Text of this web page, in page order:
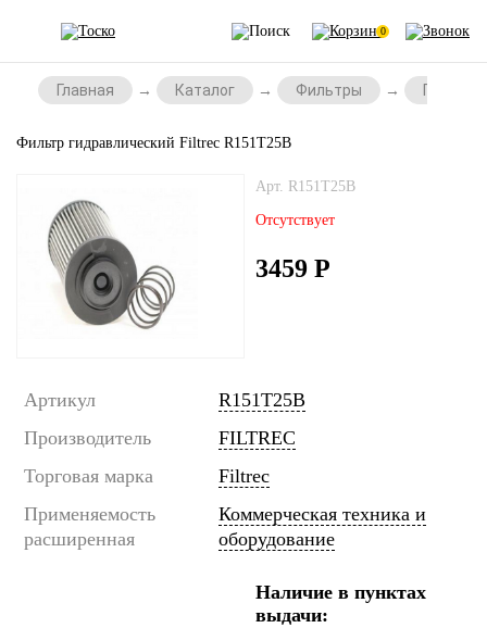
0
Главная Каталог Фильтры
Фильтр гидравлический Filtrec R151T25B
Арт. R151T25B
Отсутствует
3459 Р
Артикул
R151T25B
Производитель
FILTREC
Торговая марка
Filtrec
Применяемость
расширенная
Коммерческая техника и
оборудование
Наличие в пунктах
выдачи: